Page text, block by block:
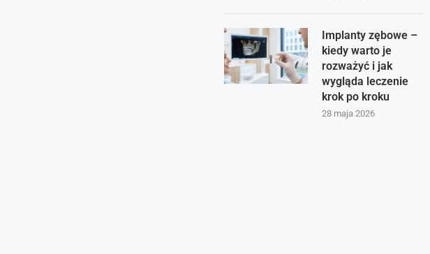
Implanty zębowe –
kiedy warto je
rozważyć i jak
wygląda leczenie
krok po kroku
28 maja 2026